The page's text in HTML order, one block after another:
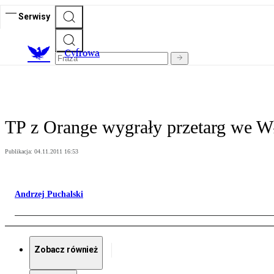
Serwisy
Cyfrowa
TP z Orange wygrały przetarg we
Publikacja: 04.11.2011 16:53
Andrzej Puchalski
Zobacz również